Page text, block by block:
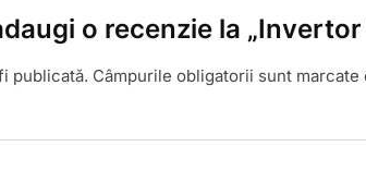
o recenzie la
publicată. Câmpurile obligatorii sunt marcate